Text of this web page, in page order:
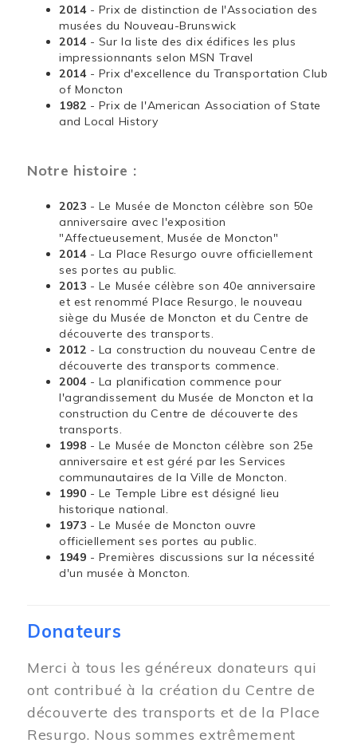
2014 - Prix de distinction de l'Association des
musées du Nouveau-Brunswick
2014 - Sur la liste des dix édifices les plus
impressionnants selon MSN Travel
2014 - Prix d'excellence du Transportation Club
of Moncton
1982 - Prix de l'American Association of State
and Local History
Notre histoire :
2023 - Le Musée de Moncton célèbre son 50e
anniversaire avec l'exposition
"Affectueusement, Musée de Moncton"
2014 - La Place Resurgo ouvre officiellement
ses portes au public.
2013 - Le Musée célèbre son 40e anniversaire
et est renommé Place Resurgo, le nouveau
siège du Musée de Moncton et du Centre de
découverte des transports.
2012 - La construction du nouveau Centre de
découverte des transports commence.
2004 - La planification commence pour
l'agrandissement du Musée de Moncton et la
construction du Centre de découverte des
transports.
1998 - Le Musée de Moncton célèbre son 25e
anniversaire et est géré par les Services
communautaires de la Ville de Moncton.
1990 - Le Temple Libre est désigné lieu
historique national.
1973 - Le Musée de Moncton ouvre
officiellement ses portes au public.
1949 - Premières discussions sur la nécessité
d'un musée à Moncton.
Donateurs
Merci à tous les généreux donateurs qui
ont contribué à la création du Centre de
découverte des transports et de la Place
Resurgo. Nous sommes extrêmement